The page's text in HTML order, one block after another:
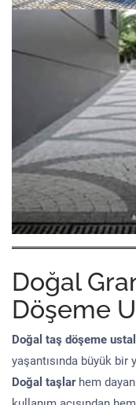
Doğal
Döşeme
Doğal taş döşeme
yaşantısında büyük bir
Doğal taşlar hem